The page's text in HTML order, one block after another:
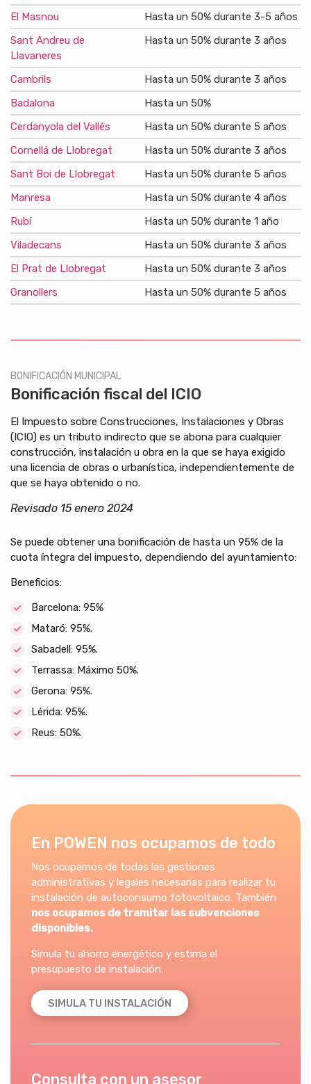
El Masnou
Hasta un 50% durante 3-5 años
Sant Andreu de
Llavaneres
Hasta un 50% durante 3 años
Cambrils
Hasta un 50% durante 3 años
Badalona
Hasta un 50%
Cerdanyola del Vallés
Hasta un 50% durante 5 años
Cornellá de Llobregat
Hasta un 50% durante 3 años
Sant Boi de Llobregat
Hasta un 50% durante 5 años
Manresa
Hasta un 50% durante 4 años
Rubí
Hasta un 50% durante 1 año
Viladecans
Hasta un 50% durante 3 años
El Prat de Llobregat
Hasta un 50% durante 3 años
Granollers
Hasta un 50% durante 5 años
BONIFICACIÓN MUNICIPAL
Bonificación fiscal del ICIO
El Impuesto sobre Construcciones, Instalaciones y Obras
(ICIO) es un tributo indirecto que se abona para cualquier
construcción, instalación u obra en la que se haya exigido
una licencia de obras o urbanística, independientemente de
que se haya obtenido o no.
Revisado 15 enero 2024
Se puede obtener una bonificación de hasta un 95% de la
cuota íntegra del impuesto, dependiendo del ayuntamiento:
Beneficios:
Barcelona: 95%
Mataró: 95%.
Sabadell: 95%.
Terrassa: Máximo 50%.
Gerona: 95%.
Lérida: 95%.
Reus: 50%.
En POWEN nos ocupamos de todo
Nos ocupamos de todas las gestiones
administrativas y legales necesarias para realizar tu
instalación de autoconsumo fotovoltaico. También
nos ocupamos de tramitar las subvenciones
disponibles.
Simula tu ahorro energético y estima el
presupuesto de instalación.
SIMULA TU INSTALACIÓN
Consulta con un asesor